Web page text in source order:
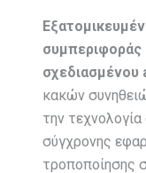
συμπεριφοράς
σχεδιασμένου
κακών
την
σύγχρονης
τροποποίησης